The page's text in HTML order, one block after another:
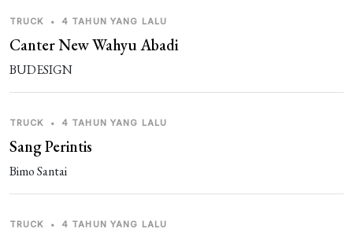
TRUCK • 4 TAHUN YANG LALU
Canter New Wahyu Abadi
BUDESIGN
TRUCK • 4 TAHUN YANG LALU
Sang Perintis
Bimo Santai
TRUCK • 4 TAHUN YANG LALU